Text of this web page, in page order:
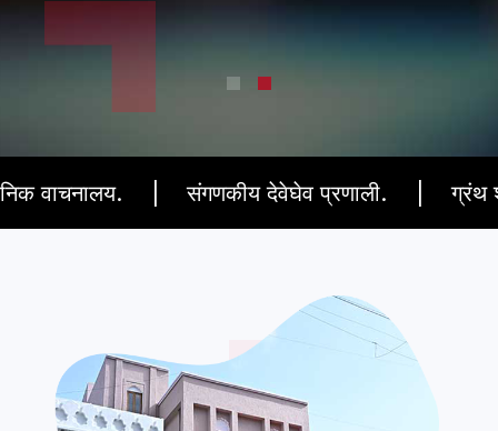
संगणकीय देवेघेव प्रणाली. ग्रंथ शोधासाठी